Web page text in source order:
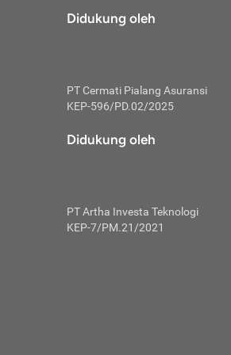
tidak
skor
Mulai
kembali ideal.
utang
Didukung oleh
PT Cermati Pialang Asuransi
KEP-596/PD.02/2025
Didukung oleh
PT Artha Investa Teknologi
KEP-7/PM.21/2021